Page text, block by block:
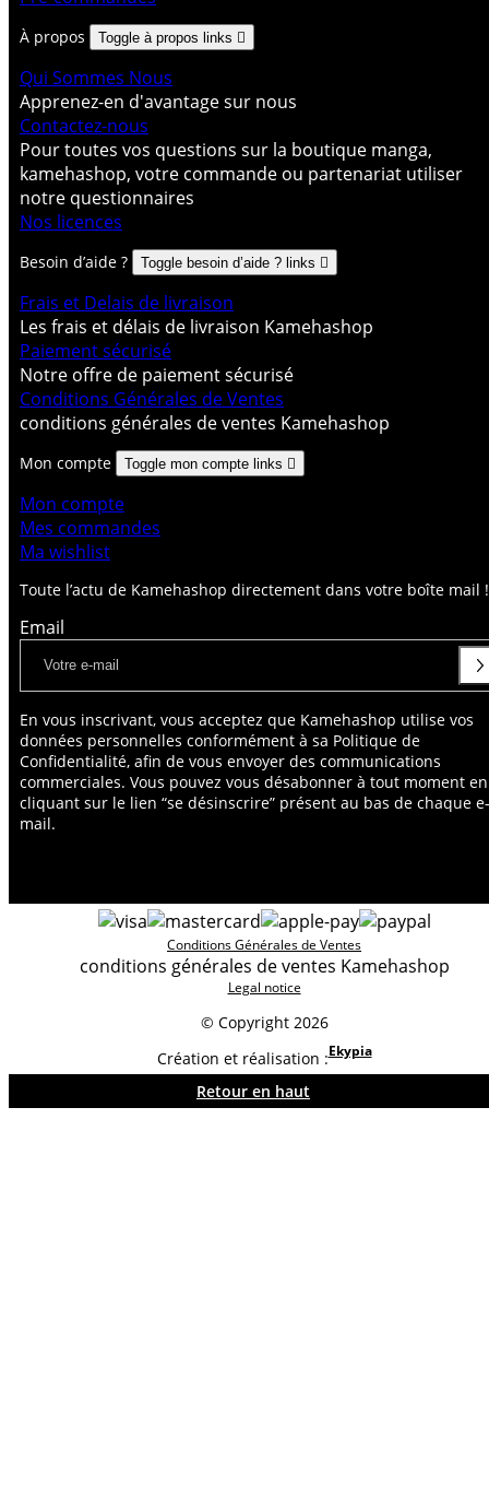
Toute l’actu de Kamehashop directement dans votre boîte mail !
Email
En vous inscrivant, vous acceptez que Kamehashop utilise vos
données personnelles conformément à sa Politique de
Confidentialité, afin de vous envoyer des communications
commerciales. Vous pouvez vous désabonner à tout moment en
cliquant sur le lien “se désinscrire” présent au bas de chaque e-
mail.
À propos Toggle à propos links 
Qui Sommes Nous
Apprenez-en d'avantage sur nous
Contactez-nous
Pour toutes vos questions sur la boutique manga,
kamehashop, votre commande ou partenariat utiliser
notre questionnaires
Nos licences
Besoin d’aide ? Toggle besoin d’aide ? links 
Frais et Delais de livraison
Les frais et délais de livraison Kamehashop
Paiement sécurisé
Notre offre de paiement sécurisé
Conditions Générales de Ventes
conditions générales de ventes Kamehashop
Mon compte Toggle mon compte links 
Mon compte
Mes commandes
Ma wishlist
© Copyright 2026
Conditions Générales de Ventes
conditions générales de ventes Kamehashop
Legal notice
Création et réalisation :Ekypia
Retour en haut